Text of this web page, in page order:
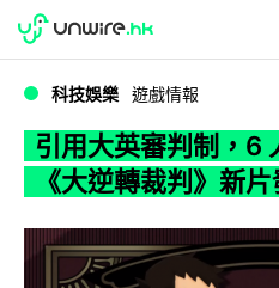
WWDC 2026
科技娛樂 遊戲情報
引用大英審判制，6
《大逆轉裁判》新